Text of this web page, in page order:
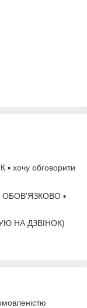
хочу обговорити
ОБОВ'ЯЗКОВО ▪
НА ДЗВІНОК)